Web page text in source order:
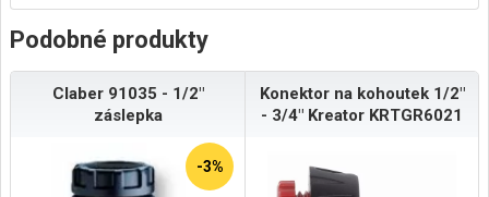
Podobné produkty
Claber 91035 - 1/2"
záslepka
-3%
Konektor na kohoutek 1/2"
- 3/4" Kreator KRTGR6021